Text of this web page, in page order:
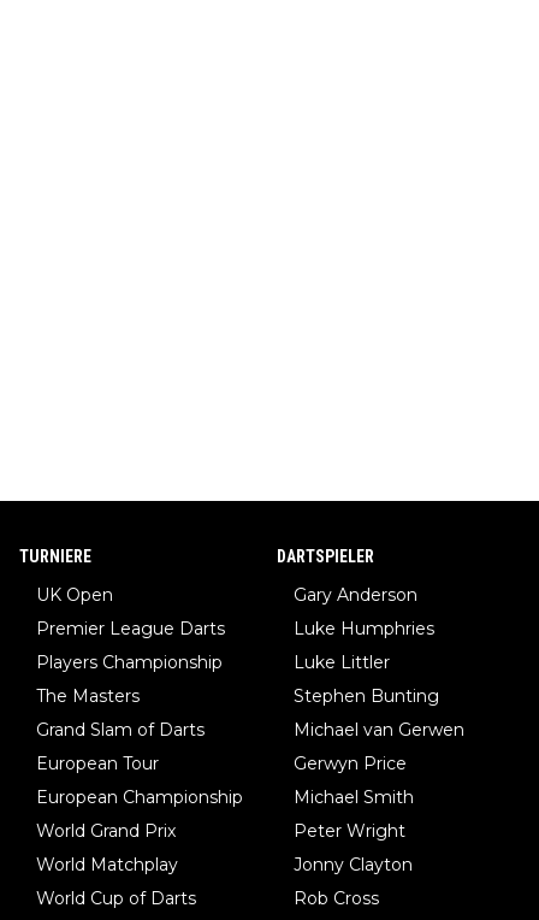
TURNIERE
UK Open
Premier League Darts
Players Championship
The Masters
Grand Slam of Darts
European Tour
European Championship
World Grand Prix
World Matchplay
World Cup of Darts
DARTSPIELER
Gary Anderson
Luke Humphries
Luke Littler
Stephen Bunting
Michael van Gerwen
Gerwyn Price
Michael Smith
Peter Wright
Jonny Clayton
Rob Cross